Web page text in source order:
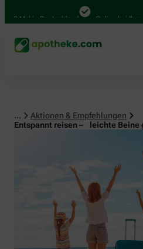
in Deutschland Online bei Ihrer
...
Aktionen & Empfehlungen
Entspannt reisen – leichte Beine